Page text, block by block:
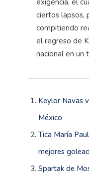
exigencia, el
ciertos lapsos,
compitiendo
el regreso de
nacional en un
Keylor Navas
México
Tica María
mejores
Spartak de